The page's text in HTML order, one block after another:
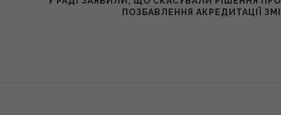
ПОЗБАВЛЕННЯ АКРЕДИТАЦІЇ ЗМІ